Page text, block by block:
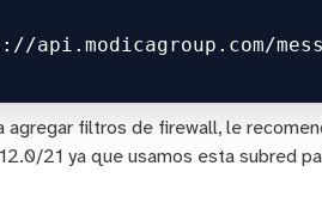
agregar filtros de firewall, le
21 ya que usamos esta subred